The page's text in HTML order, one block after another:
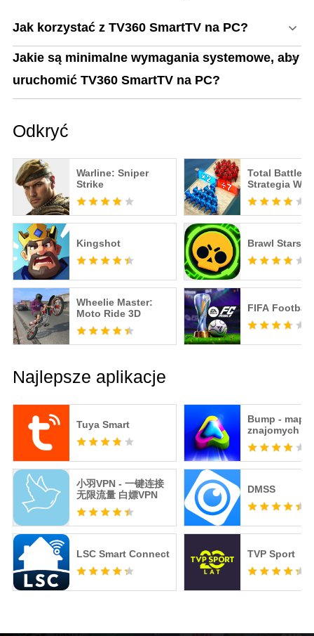
Jak korzystać z TV360 SmartTV na PC?
Jakie są minimalne wymagania systemowe, aby
uruchomić TV360 SmartTV na PC?
Odkryć
Warline: Sniper
Strike
Total Battle
Strategia
Kingshot Brawl Stars
Wheelie Master:
Moto Ride 3D
FIFA Football
Najlepsze aplikacje
Tuya Smart
小羽VPN - 一键连接
无限流量 白嫖VPN
LSC Smart Connect
Bump - mapa
znajomych
DMSS
TVP Sport